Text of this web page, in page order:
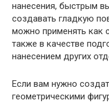
нанесения, быстрым
создавать гладкую
можно применять как
также в качестве
нанесением других
Если вам нужно
геометрическими